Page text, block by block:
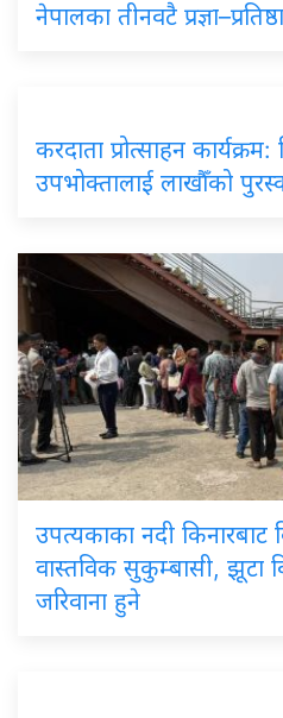
नेपालका तीनवटै
करदाता प्रोत्साहन
उपभोक्तालाई लाखौँको
उपत्यकाका नदी किनारबाट
वास्तविक सुकुम्बासी, झूटा
जरिवाना हुने